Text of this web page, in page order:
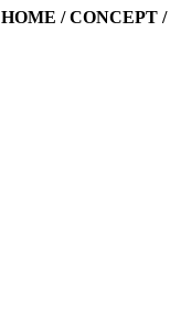
HOME /CONCEPT /